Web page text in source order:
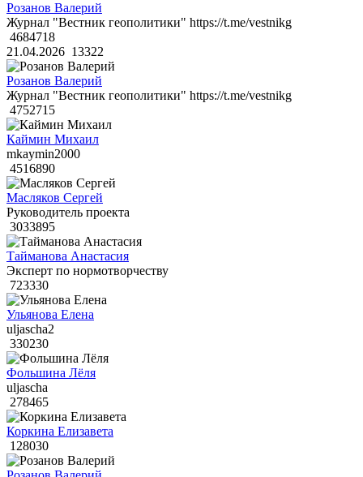
Розанов Валерий
Журнал "Вестник геополитики" https://t.me/vestnikg
4684718
21.04.2026 13322
Розанов Валерий
Журнал "Вестник геополитики" https://t.me/vestnikg
4752715
Каймин Михаил
mkaymin2000
4516890
Масляков Сергей
Руководитель проекта
3033895
Тайманова Анастасия
Эксперт по нормотворчеству
723330
Ульянова Елена
uljascha2
330230
Фольшина Лёля
uljascha
278465
Коркина Елизавета
128030